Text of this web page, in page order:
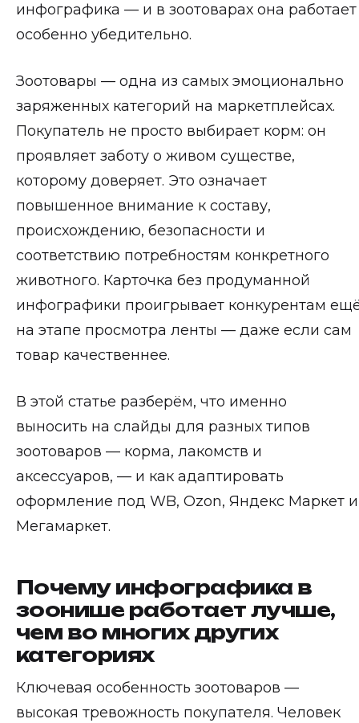
инфографика — и в зоотоварах она работает
особенно убедительно.
Зоотовары — одна из самых эмоционально
заряженных категорий на маркетплейсах.
Покупатель не просто выбирает корм: он
проявляет заботу о живом существе,
которому доверяет. Это означает
повышенное внимание к составу,
происхождению, безопасности и
соответствию потребностям конкретного
животного. Карточка без продуманной
инфографики проигрывает конкурентам
на этапе просмотра ленты — даже если сам
товар качественнее.
В этой статье разберём, что именно
выносить на слайды для разных типов
зоотоваров — корма, лакомств и
аксессуаров, — и как адаптировать
оформление под WB, Ozon, Яндекс Маркет и
Мегамаркет.
Почему инфографика в
зоонише работает лучше,
чем во многих других
категориях
Ключевая особенность зоотоваров —
высокая тревожность покупателя. Человек